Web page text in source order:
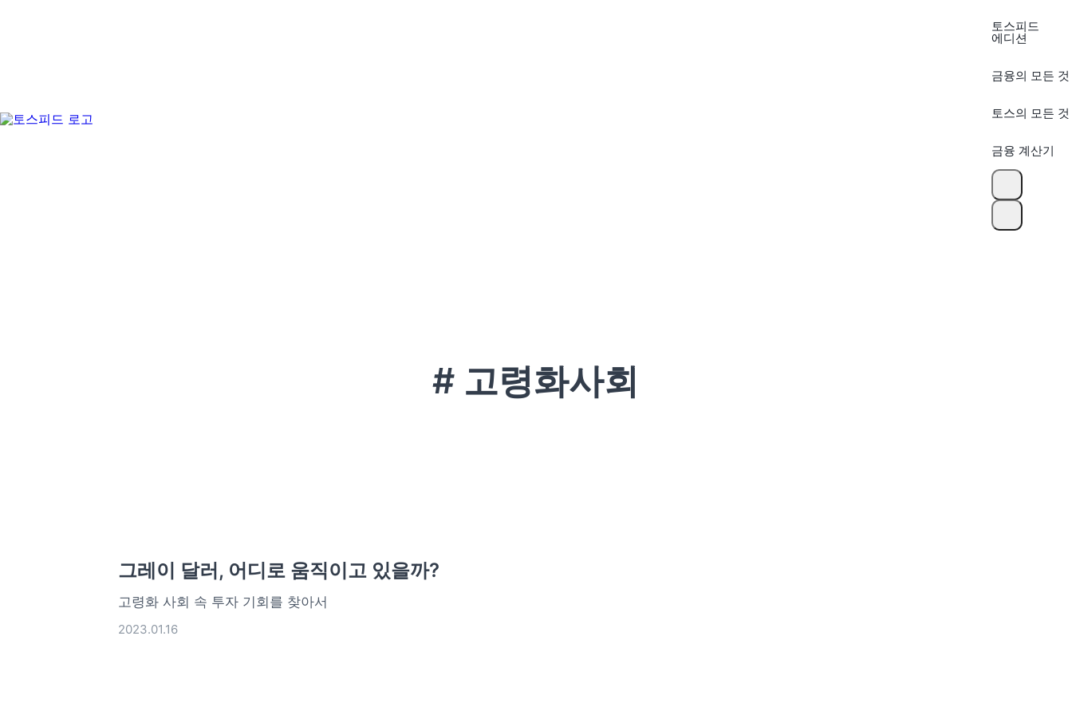
토스피드
에디션
금융의 모든 것
토스의 모든 것
금융 계산기
# 고령화사회
그레이 달러, 어디로 움직이고 있을까?
고령화 사회 속 투자 기회를 찾아서
2023.01.16